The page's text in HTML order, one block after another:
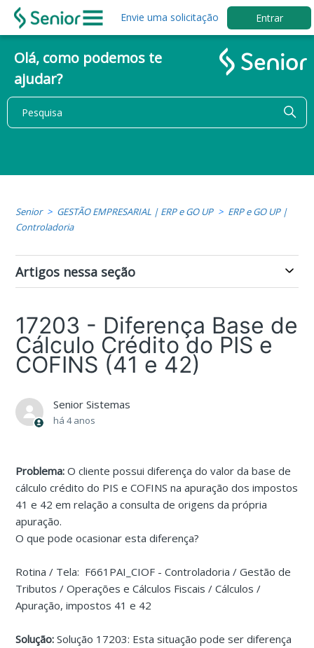
Envie uma solicitação Entrar
Olá, como podemos te
ajudar?
Senior GESTÃO EMPRESARIAL | ERP e GO UP
ERP e GO UP |
Controladoria
Artigos nessa seção
17203 - Diferença Base de
Cálculo Crédito do PIS e
COFINS (41 e 42)
Senior Sistemas
há 4 anos
Problema:O cliente possui diferença do valor da base de
cálculo crédito do PIS e COFINS na apuração dos impostos
41 e 42 em relação a consulta de origens da própria
apuração.
O que pode ocasionar esta diferença?
Rotina / Tela: F661PAI_CIOF - Controladoria / Gestão de
Tributos / Operações e Cálculos Fiscais / Cálculos /
Apuração, impostos 41 e 42
Solução:Solução 17203: Esta situação pode ser diferença